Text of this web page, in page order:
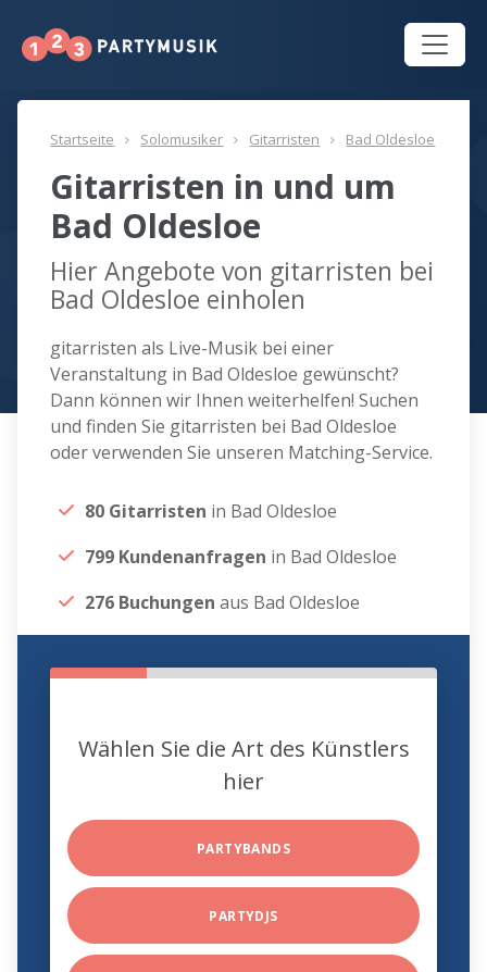
Startseite Solomusiker Gitarristen Bad Oldesloe
Gitarristen in und um
Bad Oldesloe
Hier Angebote von gitarristen bei
Bad Oldesloe einholen
gitarristen als Live-Musik bei einer
Veranstaltung in Bad Oldesloe gewünscht?
Dann können wir Ihnen weiterhelfen! Suchen
und finden Sie gitarristen bei Bad Oldesloe
oder verwenden Sie unseren Matching-Service.
80 Gitarristen in Bad Oldesloe
799 Kundenanfragen in Bad Oldesloe
276 Buchungen aus Bad Oldesloe
Wählen Sie die Art des Künstlers
hier
PARTYBANDS
PARTYDJS